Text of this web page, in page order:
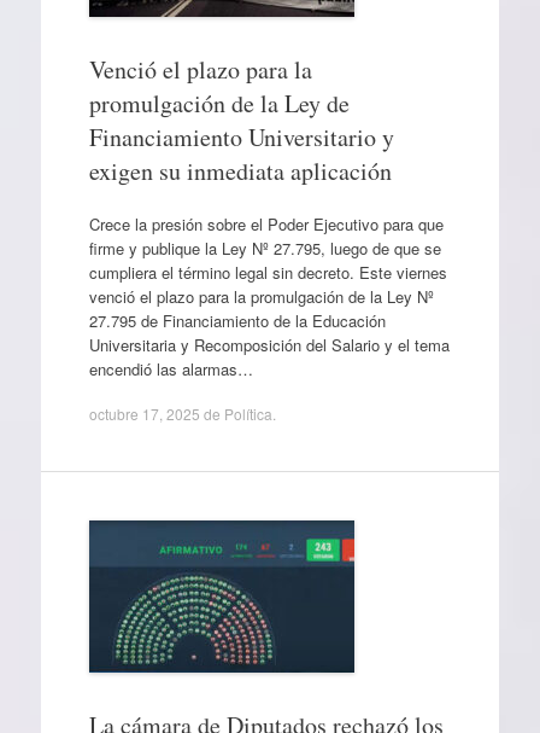
Venció el plazo para la
promulgación de la Ley de
Financiamiento Universitario y
exigen su inmediata aplicación
Crece la presión sobre el Poder Ejecutivo para que
firme y publique la Ley Nº 27.795, luego de que se
cumpliera el término legal sin decreto. Este viernes
venció el plazo para la promulgación de la Ley Nº
27.795 de Financiamiento de la Educación
Universitaria y Recomposición del Salario y el tema
encendió las alarmas…
octubre 17, 2025 de Política
La cámara de Diputados rechazó los